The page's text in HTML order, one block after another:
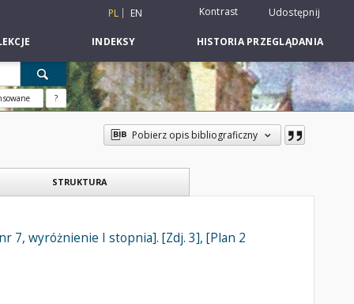
PL EN Kontrast Udostępnij
INDEKSY HISTORIA PRZEGLĄDANIA
?
Pobierz opis bibliograficzny
STRUKTURA
7, wyróżnienie I stopnia]. [Zdj. 3], [Plan 2